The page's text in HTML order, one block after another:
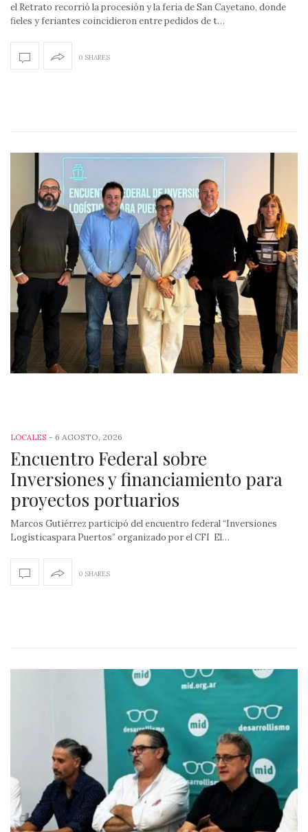
el Retrato recorrió la procesión y la feria de San Cayetano, donde
fieles y feriantes coincidieron entre pedidos de t…
0 SHARES
LOCALES - 6 AGOSTO, 2026
Encuentro Federal sobre
Inversiones y financiamiento para
proyectos portuarios
Marcos Gutiérrez participó del encuentro federal “Inversiones
Logísticaspara Puertos” organizado por el CFI El…
0 SHARES